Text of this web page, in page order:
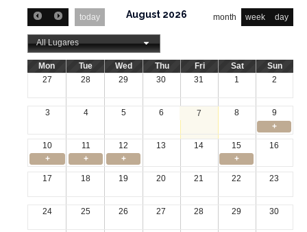
today month week day
August 2026
All Lugares
Mon Tue Wed Thu Fri Sat
Sun
27
28 29 30 31 1 2
3 4 5 6 7 8
9
+
10
11 12 13 14 15
16
+
+ + +
17 18 19 20 21 22 23
24 25 26 27 28 29 30